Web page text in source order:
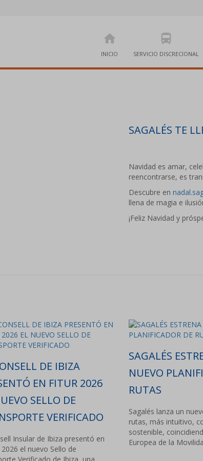
home
INICIO
directions_bus
SERVICIO DISCRECIONAL
SAGALÉS TE
Navidad es amar,
reencontrarse, es
Descubre en
llena de magia e
¡Feliz Navidad y
DE IBIZA
EN FITUR 2026
SELLO DE
VERIFICADO
Insular de Ibiza presentó en
2026 el nuevo Sello de
SAGALÉS
NUEVO
RUTAS
Sagalés lanza un
rutas, más intuitivo,
sostenible,
Europea de la